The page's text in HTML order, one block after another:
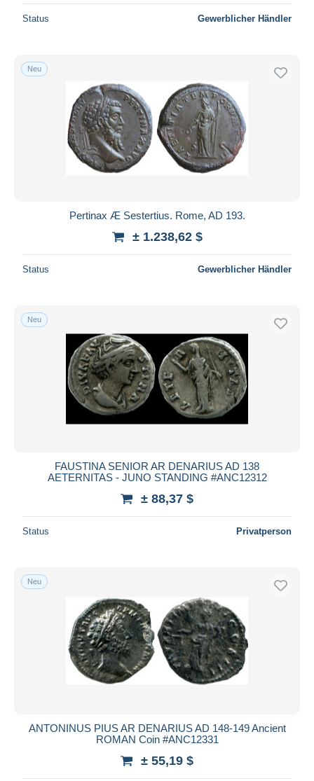
Status Gewerblicher Händler
Neu
Pertinax Æ Sestertius. Rome, AD 193.
± 1.238,62 $
Status Gewerblicher Händler
Neu
FAUSTINA SENIOR AR DENARIUS AD 138
AETERNITAS - JUNO STANDING #ANC12312
± 88,37 $
Status Privatperson
Neu
ANTONINUS PIUS AR DENARIUS AD 148-149 Ancient
ROMAN Coin #ANC12331
± 55,19 $